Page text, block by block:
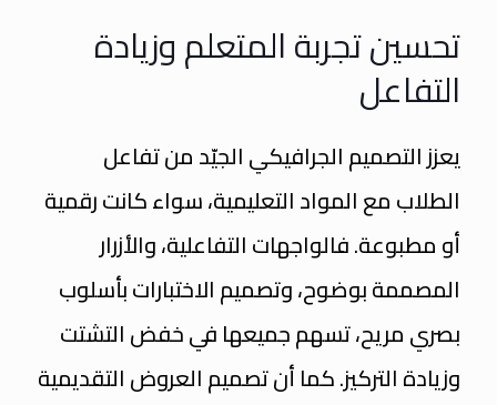
تحسين تجربة المتعلم وزيادة
التفاعل
يعزز التصميم الجرافيكي الجيّد من تفاعل
الطلاب مع المواد التعليمية، سواء كانت رقمية
أو مطبوعة. فالواجهات التفاعلية، والأزرار
المصممة بوضوح، وتصميم الاختبارات بأسلوب
بصري مريح، تسهم جميعها في خفض التشتت
وزيادة التركيز. كما أن تصميم العروض التقديمية